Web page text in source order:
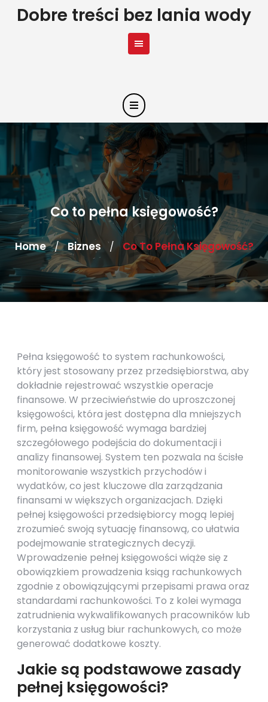
SkipDobre treści bez lania wody
Co to pełna księgowość?
Home / Biznes / Co To Pełna Księgowość?
Pełna księgowość to system rachunkowości,
który jest stosowany przez przedsiębiorstwa, aby
dokładnie rejestrować wszystkie operacje
finansowe. W przeciwieństwie do uproszczonej
księgowości, która jest dostępna dla mniejszych
firm, pełna księgowość wymaga bardziej
szczegółowego podejścia do dokumentacji i
analizy finansowej. System ten pozwala na ścisłe
monitorowanie wszystkich przychodów i
wydatków, co jest kluczowe dla zarządzania
finansami w większych organizacjach. Dzięki
pełnej księgowości przedsiębiorcy mogą lepiej
zrozumieć swoją sytuację finansową, co ułatwia
podejmowanie strategicznych decyzji.
Wprowadzenie pełnej księgowości wiąże się z
obowiązkiem prowadzenia ksiąg rachunkowych
zgodnie z obowiązującymi przepisami prawa oraz
standardami rachunkowości. To z kolei wymaga
zatrudnienia wykwalifikowanych pracowników lub
korzystania z usług biur rachunkowych, co może
generować dodatkowe koszty.
Jakie są podstawowe zasady
pełnej księgowości?